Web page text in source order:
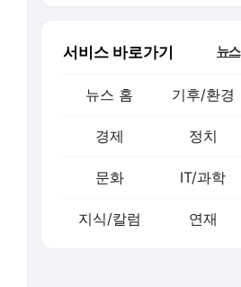
서비스 바로가기 뉴스
뉴스 홈 기후/환경
경제 정치
문화 IT/과학
지식/칼럼 연재